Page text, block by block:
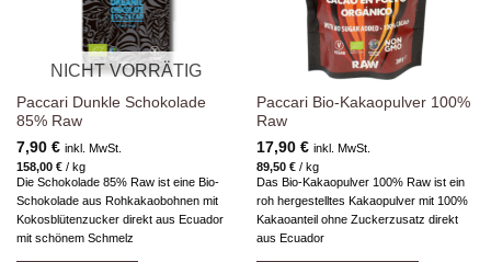
NICHT VORRÄTIG
Paccari Dunkle Schokolade
85% Raw
7,90 € inkl. MwSt.
158,00 €/ kg
Die Schokolade 85% Raw ist eine Bio-
Schokolade aus Rohkakaobohnen mit
Kokosblütenzucker direkt aus Ecuador
mit schönem Schmelz
Paccari Bio-Kakaopulver 100%
Raw
17,90 € inkl. MwSt.
89,50 €/ kg
Das Bio-Kakaopulver 100% Raw ist ein
roh hergestelltes Kakaopulver mit 100%
Kakaoanteil ohne Zuckerzusatz direkt
aus Ecuador